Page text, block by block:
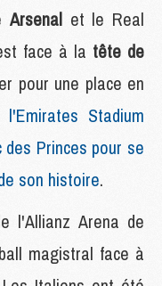
Arsenalet le Real
face à la tête de
pour une place en
Stadium
Princes pour se
son histoire.
l'Allianz Arena de
magistral face à